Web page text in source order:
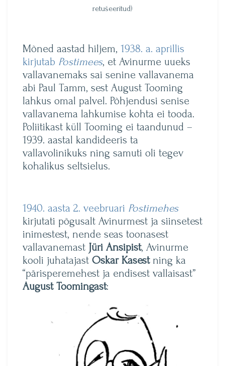
retušeeritud)
Mõned aastad hiljem, 1938. a. aprillis
kirjutab Postimees, et Avinurme uueks
vallavanemaks sai senine vallavanema
abi Paul Tamm, sest August Tooming
lahkus omal palvel. Põhjendusi senise
vallavanema lahkumise kohta ei tooda.
Poliitikast küll Tooming ei taandunud –
1939. aastal kandideeris ta
vallavolinikuks ning samuti oli tegev
kohalikus seltsielus.
1940. aasta 2. veebruari Postimehes
kirjutati põgusalt Avinurmest ja siinsetest
inimestest, nende seas toonasest
vallavanemast Jüri Ansipist, Avinurme
kooli juhatajast Oskar Kasestning ka
“pärisperemehest ja endisest vallaisast”
August Toomingast: